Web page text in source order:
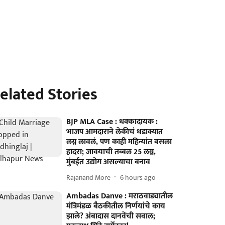
Stories
BJP MLA Case : धक्कादायक :
भाजप आमदाराने लेकीचं धडाक्यात
लग्न लावलं, पण काही महिन्यांत बसला
हादरा; जावयाची तब्बल 25 लग्न,
मुंबईत उद्योग असल्याचा बनाव
Rajanand More 6 hours ago
Ambadas Danve : मराठवाड्यातील
मंत्रिमंडळ बैठकीतील निर्णयांचे काय
झाले? अंबादास दानवेंची सवाल;